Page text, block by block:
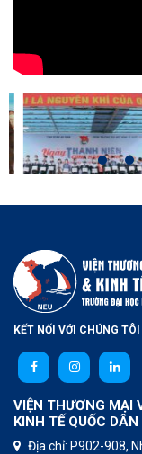
KẾT NỐI VỚI CHÚNG TÔI
VIỆN THƯƠNG MẠI
KINH TẾ QUỐC DÂN
Địa chỉ: P902-908,